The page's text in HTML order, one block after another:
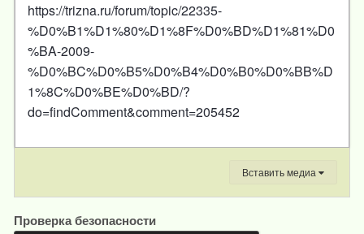
https://trizna.ru/forum/topic/22335-
%D0%B1%D1%80%D1%8F%D0%BD%D1%81%D0
%BA-2009-
%D0%BC%D0%B5%D0%B4%D0%B0%D0%BB%D
1%8C%D0%BE%D0%BD/?
do=findComment&comment=205452
Вставить медиа
Проверка безопасности